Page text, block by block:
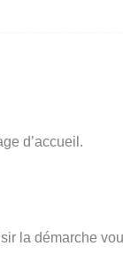
d’accueil.
la démarche